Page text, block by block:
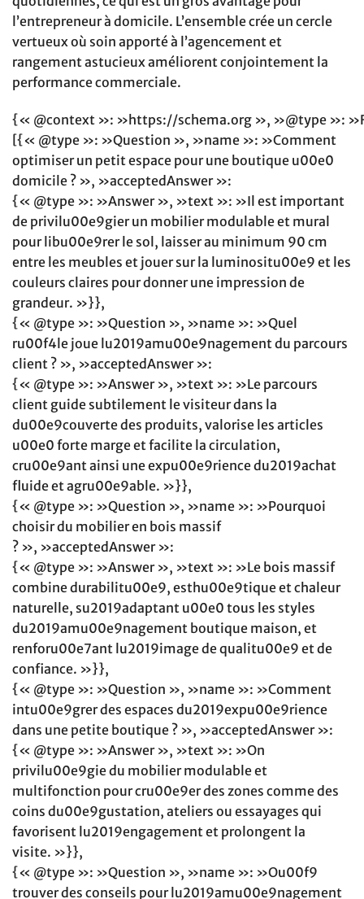
l’entrepreneur à domicile. L’ensemble crée un cercle
vertueux où soin apporté à l’agencement et
rangement astucieux améliorent conjointement la
performance commerciale.
{« @context »: »https://schema.org », »@type »:
[{« @type »: »Question », »name »: »Comment
optimiser un petit espace pour une boutique u00e0
domicile ? », »acceptedAnswer »:
{« @type »: »Answer », »text »: »Il est important
de privilu00e9gier un mobilier modulable et mural
pour libu00e9rer le sol, laisser au minimum 90 cm
entre les meubles et jouer sur la luminositu00e9 et les
couleurs claires pour donner une impression de
grandeur. »}},
{« @type »: »Question », »name »: »Quel
ru00f4le joue lu2019amu00e9nagement du parcours
client ? », »acceptedAnswer »:
{« @type »: »Answer », »text »: »Le parcours
client guide subtilement le visiteur dans la
du00e9couverte des produits, valorise les articles
u00e0 forte marge et facilite la circulation,
cru00e9ant ainsi une expu00e9rience du2019achat
fluide et agru00e9able. »}},
{« @type »: »Question », »name »: »Pourquoi
choisir du mobilier en bois massif
? », »acceptedAnswer »:
{« @type »: »Answer », »text »: »Le bois massif
combine durabilitu00e9, esthu00e9tique et chaleur
naturelle, su2019adaptant u00e0 tous les styles
du2019amu00e9nagement boutique maison, et
renforu00e7ant lu2019image de qualitu00e9 et de
confiance. »}},
{« @type »: »Question », »name »: »Comment
intu00e9grer des espaces du2019expu00e9rience
dans une petite boutique ? », »acceptedAnswer »:
{« @type »: »Answer », »text »: »On
privilu00e9gie du mobilier modulable et
multifonction pour cru00e9er des zones comme des
coins du00e9gustation, ateliers ou essayages qui
favorisent lu2019engagement et prolongent la
visite. »}},
{« @type »: »Question », »name »: »Ou00f9
trouver des conseils pour lu2019amu00e9nagement